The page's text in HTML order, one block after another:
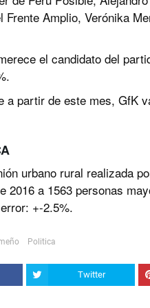
Frente Amplio, Verónika
el candidato del
a partir de este mes, GfK
urbano rural realizada
2016 a 1563 personas
+-2.5%.
Politica
Twitter